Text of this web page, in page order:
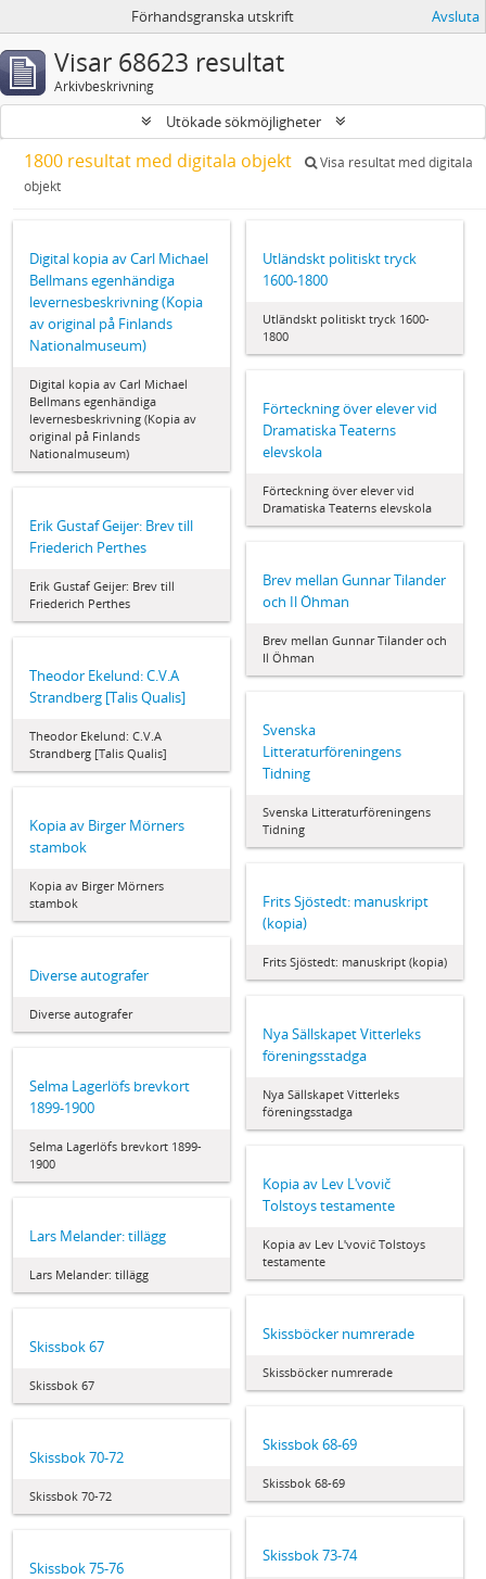
Förhandsgranska utskrift Avsluta
Visar 68623 resultat
Arkivbeskrivning
Utökade sökmöjligheter
1800 resultat med digitala objekt
Visa resultat med digitala
objekt
Digital kopia av Carl Michael
Bellmans egenhändiga
levernesbeskrivning (Kopia
av original på Finlands
Nationalmuseum)
Digital kopia av Carl Michael
Bellmans egenhändiga
levernesbeskrivning (Kopia av
original på Finlands
Nationalmuseum)
Utländskt politiskt tryck
1600-1800
Utländskt politiskt tryck 1600-
1800
Förteckning över elever vid
Dramatiska Teaterns
elevskola
Förteckning över elever vid
Dramatiska Teaterns elevskola
Erik Gustaf Geijer: Brev till
Friederich Perthes
Erik Gustaf Geijer: Brev till
Friederich Perthes
Brev mellan Gunnar Tilander
och Il Öhman
Brev mellan Gunnar Tilander och
Il Öhman
Theodor Ekelund: C.V.A
Strandberg [Talis Qualis]
Theodor Ekelund: C.V.A
Strandberg [Talis Qualis]
Svenska
Litteraturföreningens
Tidning
Svenska Litteraturföreningens
Tidning
Kopia av Birger Mörners
stambok
Kopia av Birger Mörners
stambok
Frits Sjöstedt: manuskript
(kopia)
Frits Sjöstedt: manuskript (kopia)
Diverse autografer
Diverse autografer
Nya Sällskapet Vitterleks
föreningsstadga
Nya Sällskapet Vitterleks
föreningsstadga
Selma Lagerlöfs brevkort
1899-1900
Selma Lagerlöfs brevkort 1899-
1900
Kopia av Lev Lʹvovič
Tolstoys testamente
Kopia av Lev Lʹvovič Tolstoys
testamente
Lars Melander: tillägg
Lars Melander: tillägg
Skissböcker numrerade
Skissböcker numrerade
Skissbok 67
Skissbok 67
Skissbok 68-69
Skissbok 68-69
Skissbok 70-72
Skissbok 70-72
Skissbok 73-74
Skissbok 75-76